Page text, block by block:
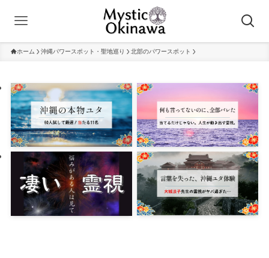
ホーム 沖縄パワースポット・聖地巡り 北部のパワースポット